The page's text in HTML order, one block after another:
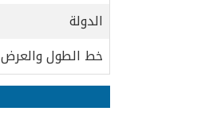
الدولة
خط الطول والعرض